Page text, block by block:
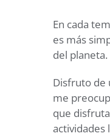
En cada
es más
del planeta.
Disfruto de
me
que
actividades